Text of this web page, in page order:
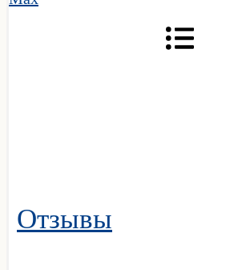
Отзывы